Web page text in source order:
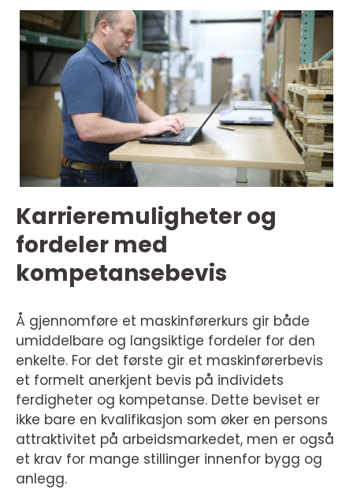
Karrieremuligheter og
fordeler med
kompetansebevis
Å gjennomføre et maskinførerkurs gir både
umiddelbare og langsiktige fordeler for den
enkelte. For det første gir et maskinførerbevis
et formelt anerkjent bevis på individets
ferdigheter og kompetanse. Dette beviset er
ikke bare en kvalifikasjon som øker en persons
attraktivitet på arbeidsmarkedet, men er også
et krav for mange stillinger innenfor bygg og
anlegg.